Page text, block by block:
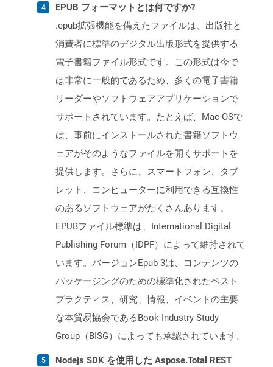
EPUB フォーマットとは何ですか?
.epub拡張機能を備えたファイルは、出版社と
消費者に標準のデジタル出版形式を提供する
電子書籍ファイル形式です。この形式は今で
は非常に一般的であるため、多くの電子書籍
リーダーやソフトウェアアプリケーションで
サポートされています。たとえば、Mac OSで
は、事前にインストールされた書籍ソフトウ
ェアがそのようなファイルを開くサポートを
提供します。さらに、スマートフォン、タブ
レット、コンピューターに利用できる互換性
のあるソフトウェアがたくさんあります。
EPUBファイル標準は、International Digital
Publishing Forum（IDPF）によって維持されて
います。バージョンEpub 3は、コンテンツの
パッケージングのための標準化されたベスト
プラクティス、研究、情報、イベントの主要
な本貿易協会であるBook Industry Study
Group（BISG）によっても承認されています。
Nodejs SDK を使用した Aspose.Total REST